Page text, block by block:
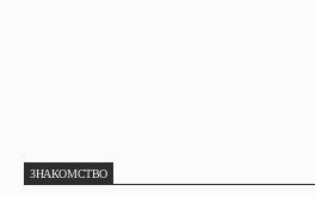
ЗНАКОМСТВО